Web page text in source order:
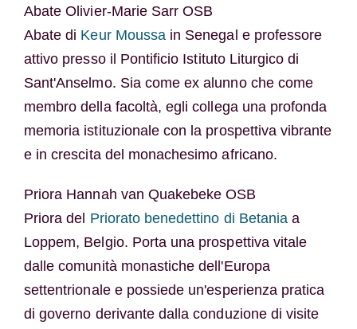
Abate Olivier-Marie Sarr OSB
Abate di Keur Moussa in Senegal e professore
attivo presso il Pontificio Istituto Liturgico di
Sant'Anselmo. Sia come ex alunno che come
membro della facoltà, egli collega una profonda
memoria istituzionale con la prospettiva vibrante
e in crescita del monachesimo africano.
Priora Hannah van Quakebeke OSB
Priora del Priorato benedettino di Betania a
Loppem, Belgio. Porta una prospettiva vitale
dalle comunità monastiche dell'Europa
settentrionale e possiede un'esperienza pratica
di governo derivante dalla conduzione di visite